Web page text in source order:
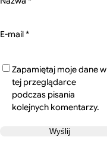
E-mail*
Zapamiętaj moje dane w
tej przeglądarce
podczas pisania
kolejnych komentarzy.